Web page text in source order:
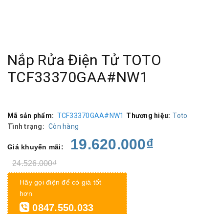
Nắp Rửa Điện Tử TOTO
TCF33370GAA#NW1
Mã sản phẩm: TCF33370GAA#NW1 Thương hiệu: Toto
Tình trạng: Còn hàng
Giá khuyến mãi: 19.620.000₫
24.526.000₫
Hãy gọi điện để có giá tốt
hơn
0847.550.033